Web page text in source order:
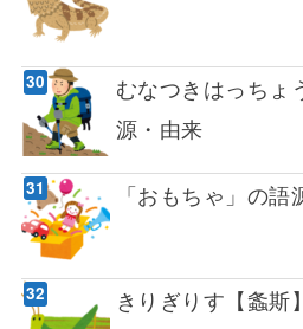
むなつきはっちょ
源・由来
「おもちゃ」の語
きりぎりす【螽斯